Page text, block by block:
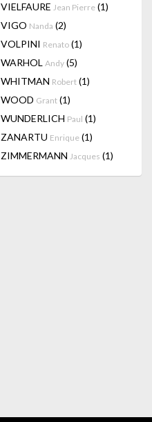
VIELFAURE Jean Pierre (1)
VIGO Nanda (2)
VOLPINI Renato (1)
WARHOL Andy (5)
WHITMAN Robert (1)
WOOD Grant (1)
WUNDERLICH Paul (1)
ZANARTU Enrique (1)
ZIMMERMANN Jacques (1)